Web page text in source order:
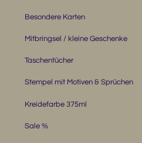
Besondere Karten
Mitbringsel / kleine Geschenke
Taschentücher
Stempel mit Motiven & Sprüchen
Kreidefarbe 375ml
Sale %